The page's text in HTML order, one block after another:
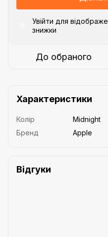
Увійти для
знижки
До обраного
Характеристики
Колір
Midnight
Бренд
Apple
Відгуки